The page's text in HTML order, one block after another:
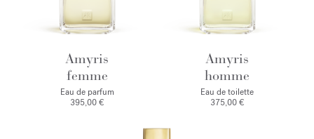
Amyris
femme
Eau de parfum
395,00 €
Amyris
homme
Eau de toilette
375,00 €